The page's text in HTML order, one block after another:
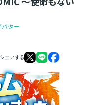
バター
シェアする